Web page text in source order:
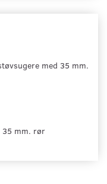
med 35 mm.
35 mm. rør